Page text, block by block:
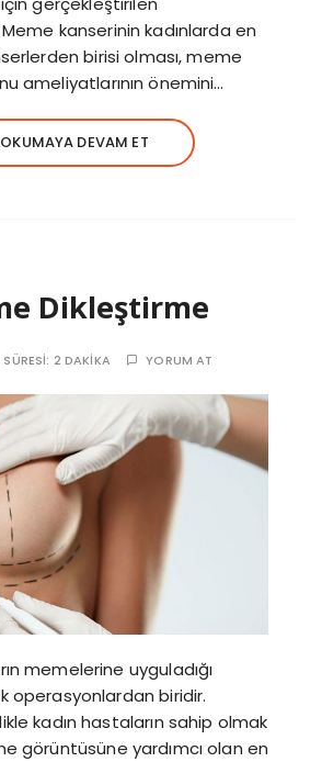
kanserinin kadınlarda en
birisi olması, meme
ameliyatlarının önemini…
OKUMAYA DEVAM ET
Dikleştirme
2 DAKIKA YORUM AT
memelerine uyguladığı
operasyonlardan biridir.
kadın hastaların sahip olmak
görüntüsüne yardımcı olan en